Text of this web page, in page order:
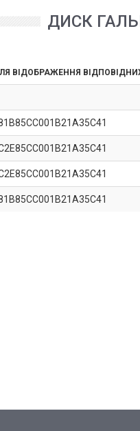
ДИСК
ВІДОБРАЖЕННЯ